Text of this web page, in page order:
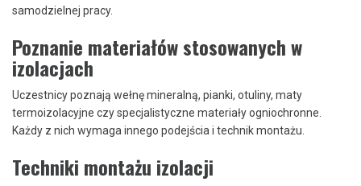
samodzielnej pracy.
Poznanie materiałów stosowanych w
izolacjach
Uczestnicy poznają wełnę mineralną, pianki, otuliny, maty
termoizolacyjne czy specjalistyczne materiały ogniochronne.
Każdy z nich wymaga innego podejścia i technik montażu.
Techniki montażu izolacji